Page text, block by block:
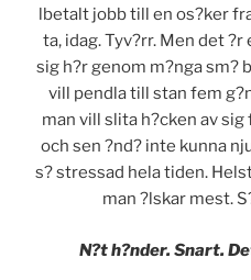
lbetalt jobb till en os?ker
ta, idag. Tyv?rr. Men det
sig h?r genom m?nga sm?
vill pendla till stan fem
man vill slita h?cken av
och sen ?nd? inte kunna
s? stressad hela tiden.
man ?lskar mest.
N?t h?nder. Snart.